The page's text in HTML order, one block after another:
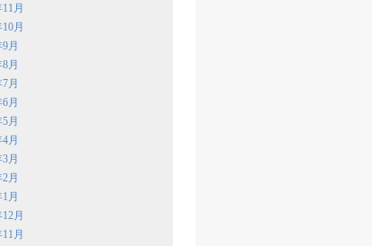
月
月
月
月
月
月
月
月
月
月
月
月
月